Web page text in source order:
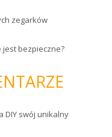
zegarków
jest bezpieczne?
DIY swój unikalny